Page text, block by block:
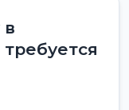
в